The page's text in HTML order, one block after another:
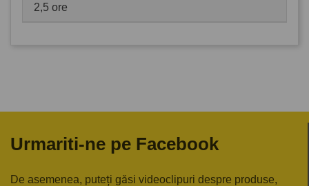
2,5 ore
Urmariti-ne pe Facebook
De asemenea, puteți găsi videoclipuri despre produse,